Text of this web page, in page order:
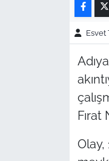
Esvet
Fırat
Olay,